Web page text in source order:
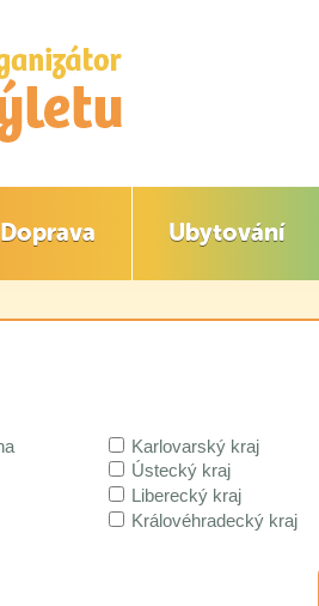
Doprava Ubytování
Karlovarský kraj
Ústecký kraj
Liberecký kraj
Královéhradecký kraj